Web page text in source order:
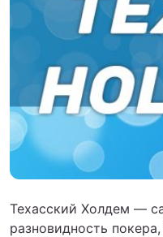
Техасский Холдем —
разновидность